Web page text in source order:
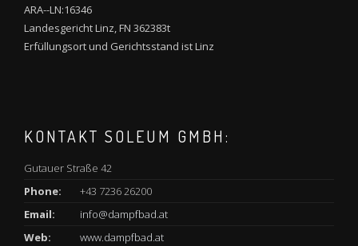
ARA--LN:16346
Landesgericht Linz, FN 362383t
Erfüllungsort und Gerichtsstand ist Linz
KONTAKT SOLEUM GMBH:
Gutauer Straße 42
Phone:
+43 7236 26200
Email:
info@dampfbad.at
Web:
www.dampfbad.at